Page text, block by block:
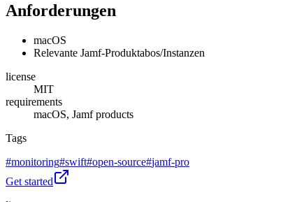
Anforderungen
macOS
Relevante Jamf-Produktabos/Instanzen
license
MIT
requirements
macOS, Jamf products
Tags
#monitoring#swift#open-source#jamf-pro
Get started